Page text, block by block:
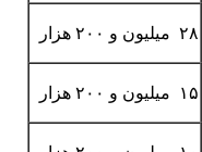
۲۸ میلیون و ۲۰۰ هزار
۱۵ میلیون و ۲۰۰ هزار